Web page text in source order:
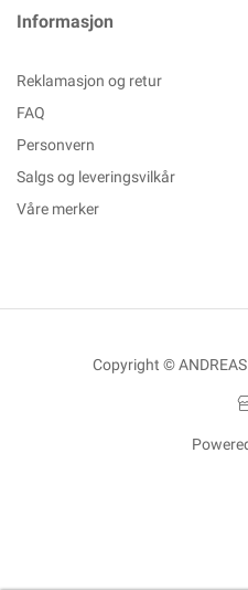
Informasjon
Reklamasjon og retur
FAQ
Personvern
Salgs og leveringsvilkår
Våre merker
Copyright © ANDREAS